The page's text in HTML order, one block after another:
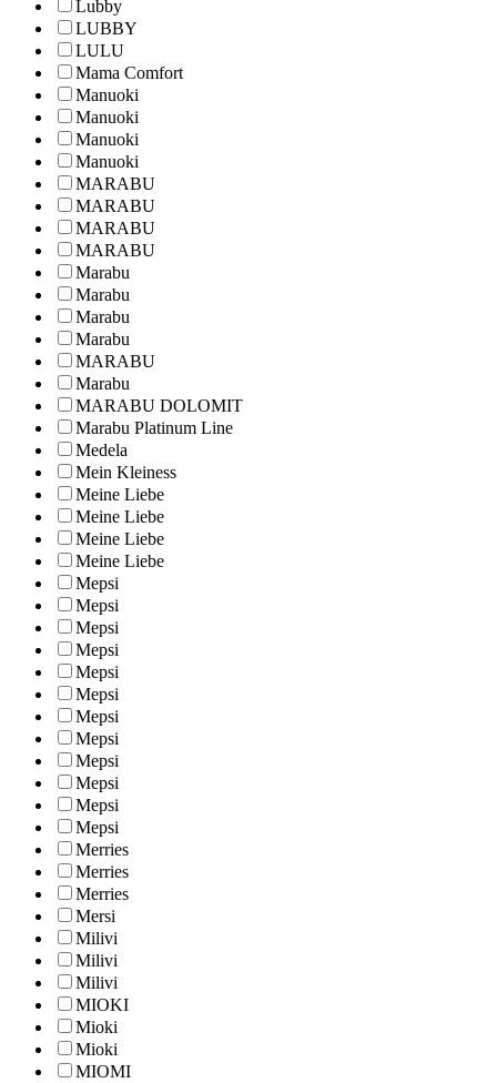
Lubby
LUBBY
LULU
Mama Comfort
Manuoki
Manuoki
Manuoki
Manuoki
MARABU
MARABU
MARABU
MARABU
Marabu
Marabu
Marabu
Marabu
MARABU
Marabu
MARABU DOLOMIT
Marabu Platinum Line
Medela
Mein Kleiness
Meine Liebe
Meine Liebe
Meine Liebe
Meine Liebe
Mepsi
Mepsi
Mepsi
Mepsi
Mepsi
Mepsi
Mepsi
Mepsi
Mepsi
Mepsi
Mepsi
Mepsi
Merries
Merries
Merries
Mersi
Milivi
Milivi
Milivi
MIOKI
Mioki
Mioki
MIOMI